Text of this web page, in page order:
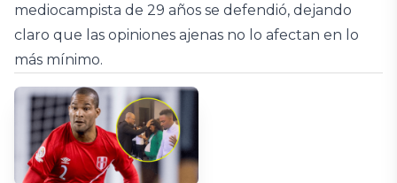
mediocampista de 29 años se defendió, dejando
claro que las opiniones ajenas no lo afectan en lo
más mínimo.